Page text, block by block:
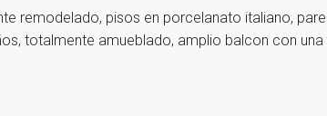
remodelado, pisos en porcelanato italiano,
totalmente amueblado, amplio balcon con